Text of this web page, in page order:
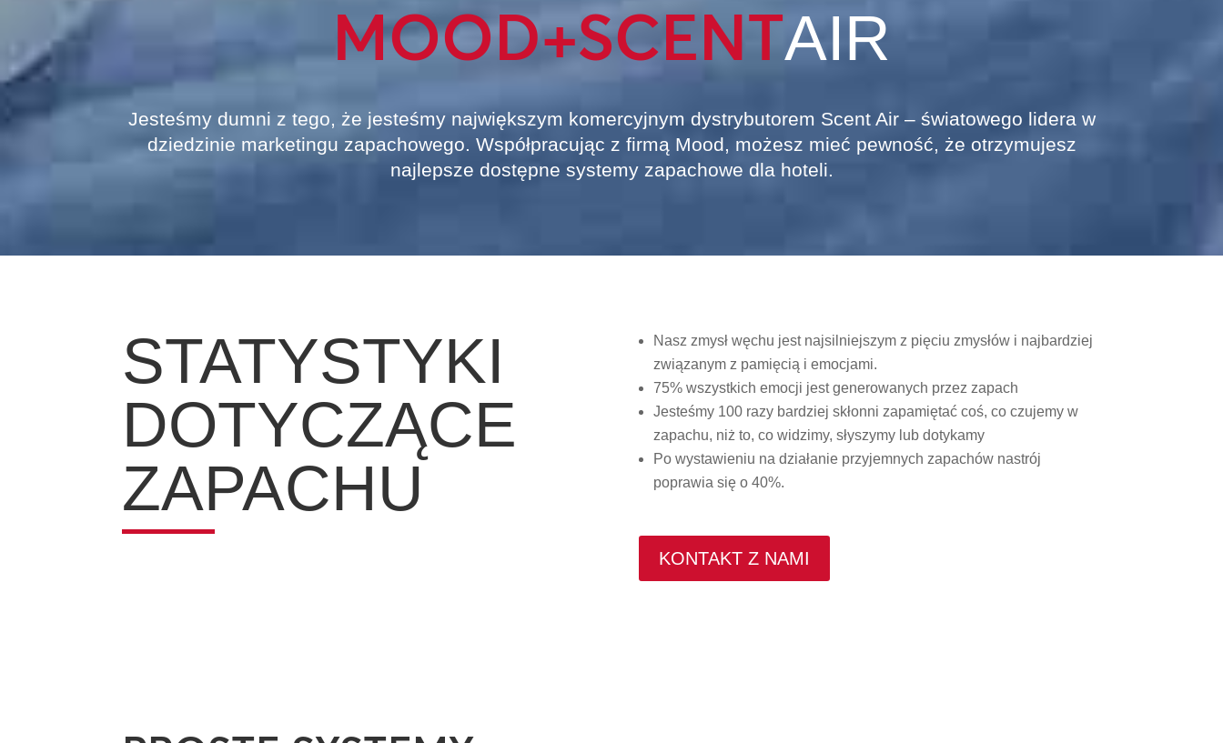
MOOD+SCENTAIR
Jesteśmy dumni z tego, że jesteśmy największym komercyjnym dystrybutorem Scent Air – światowego lidera w
dziedzinie marketingu zapachowego. Współpracując z firmą Mood, możesz mieć pewność, że otrzymujesz
najlepsze dostępne systemy zapachowe dla hoteli.
STATYSTYKI
DOTYCZĄCE
ZAPACHU
Nasz zmysł węchu jest najsilniejszym z pięciu zmysłów i najbardziej
związanym z pamięcią i emocjami.
75% wszystkich emocji jest generowanych przez zapach
Jesteśmy 100 razy bardziej skłonni zapamiętać coś, co czujemy w
zapachu, niż to, co widzimy, słyszymy lub dotykamy
Po wystawieniu na działanie przyjemnych zapachów nastrój
poprawia się o 40%.
KONTAKT Z NAMI